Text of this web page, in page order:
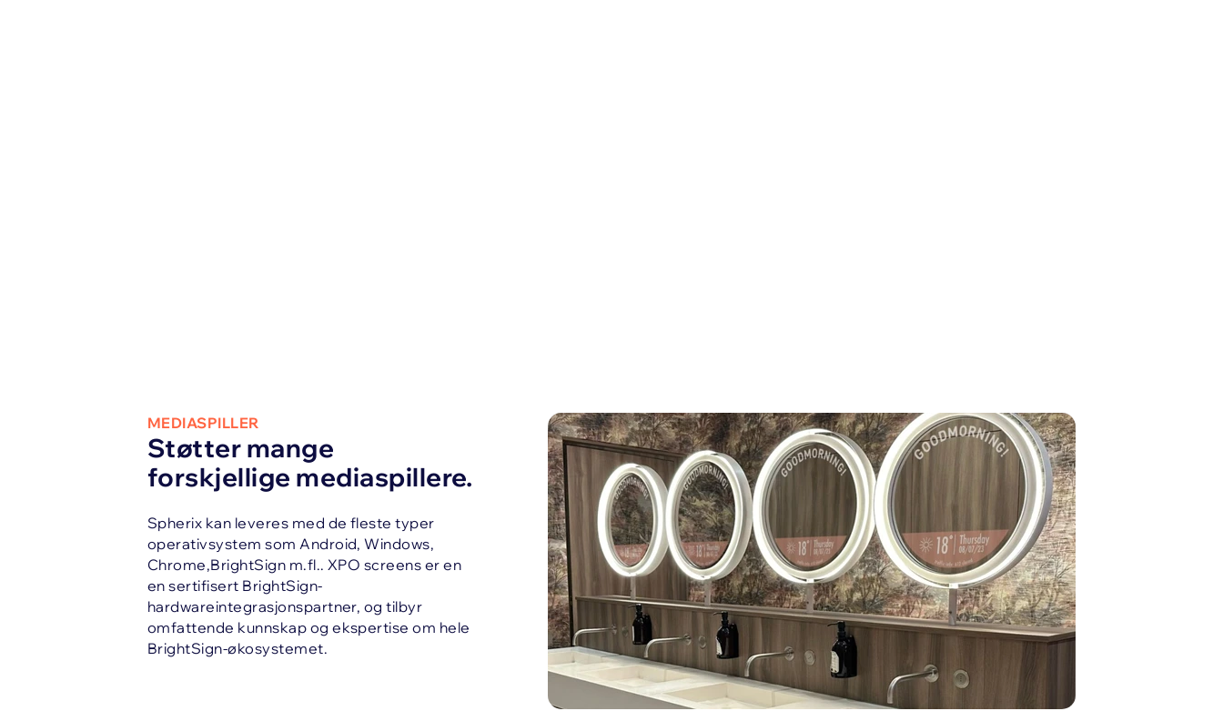
MEDIASPILLER
Støtter mange
forskjellige mediaspillere.
Spherix kan leveres med de fleste typer
operativsystem som Android, Windows,
Chrome,BrightSign m.fl.. XPO screens er en
en sertifisert BrightSign-
hardwareintegrasjonspartner, og tilbyr
omfattende kunnskap og ekspertise om hele
BrightSign-økosystemet.